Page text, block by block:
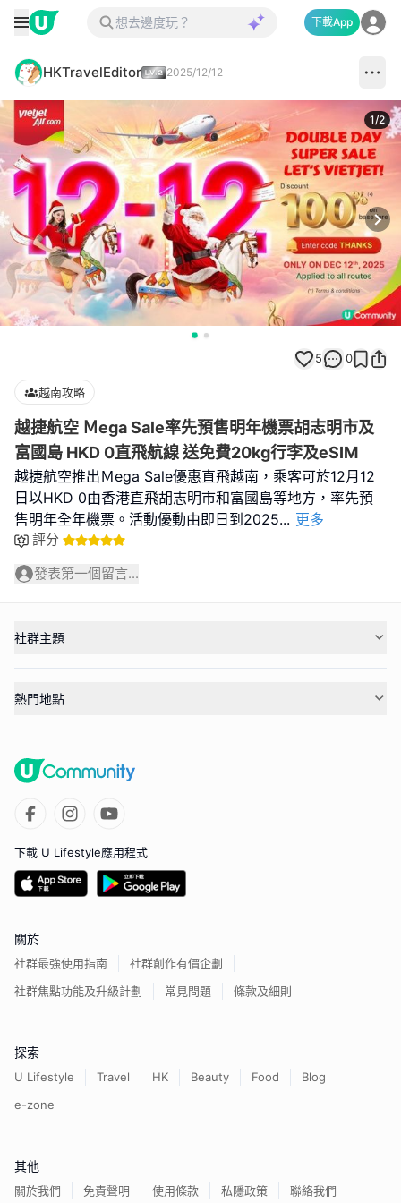
下載App
HKTravelEditor 2025/12/12
1/2
5 0
越南攻略
越捷航空 Ｍega Sale率先預售明年機票胡志明市及
富國島 HKD 0直飛航線 送免費20kg行李及eSIM
越捷航空推出Ｍega Sale優惠直飛越南，乘客可於12月12
日以HKD 0由香港直飛胡志明市和富國島等地方，率先預
售明年全年機票。活動優動由即日到2025... 更多
評分
發表第一個留言...
社群主題
熱門地點
下載 U Lifestyle應用程式
關於
社群最強使用指南
社群創作有價企劃
社群焦點功能及升級計劃
常見問題 條款及細則
探索
U Lifestyle Travel HK Beauty Food
Blog
e-zone
其他
關於我們 免責聲明 使用條款 私隱政策 聯絡我們